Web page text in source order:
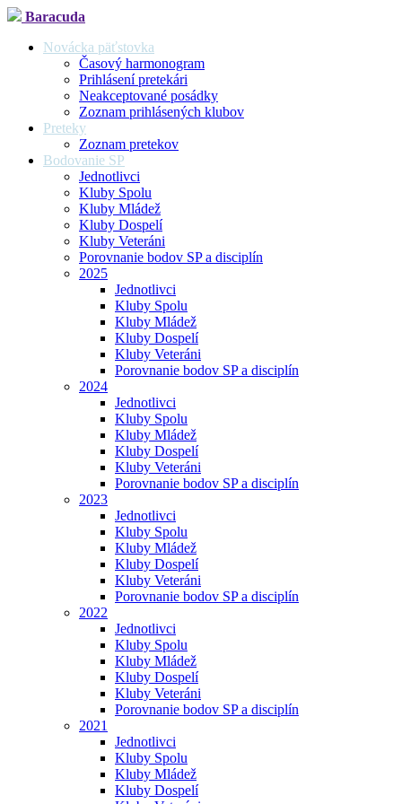
Baracuda
Novácka päťstovka
Časový harmonogram
Prihlásení pretekári
Neakceptované posádky
Zoznam prihlásených klubov
Preteky
Zoznam pretekov
Bodovanie SP
Jednotlivci
Kluby Spolu
Kluby Mládež
Kluby Dospelí
Kluby Veteráni
Porovnanie bodov SP a disciplín
2025
Jednotlivci
Kluby Spolu
Kluby Mládež
Kluby Dospelí
Kluby Veteráni
Porovnanie bodov SP a disciplín
2024
Jednotlivci
Kluby Spolu
Kluby Mládež
Kluby Dospelí
Kluby Veteráni
Porovnanie bodov SP a disciplín
2023
Jednotlivci
Kluby Spolu
Kluby Mládež
Kluby Dospelí
Kluby Veteráni
Porovnanie bodov SP a disciplín
2022
Jednotlivci
Kluby Spolu
Kluby Mládež
Kluby Dospelí
Kluby Veteráni
Porovnanie bodov SP a disciplín
2021
Jednotlivci
Kluby Spolu
Kluby Mládež
Kluby Dospelí